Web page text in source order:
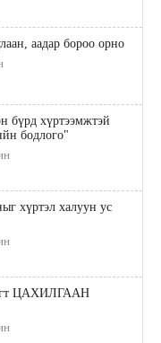
аадар бороо орно
бүрд хүртээмжтэй
бодлого"
хүртэл халуун ус
ЦАХИЛГААН